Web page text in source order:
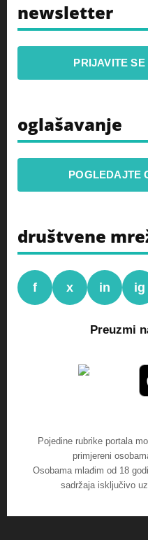
newsletter
PRIJAVITE
oglašavanje
POGLEDAJTE
društvene
f x in ig
Preuzmi
Pojedine rubrike portala
primjereni
Osobama mlađim od 18
sadržaja isključivo